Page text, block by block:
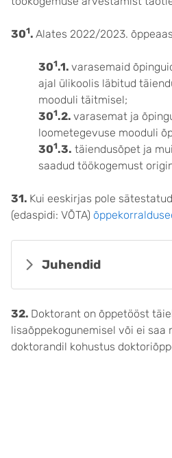
301. Alates 2022/2023.
301.1. varasemaid
ajal ülikoolis läbitud
mooduli täitmisel;
301.2. varasemat ja
loometegevuse mooduli
301.3. täiendusõpet ja
saadud töökogemust
31. Kui eeskirjas pole
(edaspidi: VÕTA)
Juhendid
32. Doktorant on õppetööst
lisaõppekogunemisel või ei
doktorandil kohustus